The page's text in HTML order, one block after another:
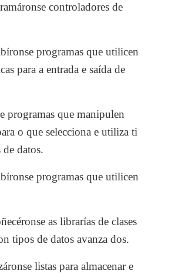
controladores de
programas que utilicen
para a entrada e saída de
programas que manipulen
o que selecciona e utiliza ti
de datos.
programas que utilicen
as librarías de clases
tipos de datos avanza dos.
listas para almacenar e